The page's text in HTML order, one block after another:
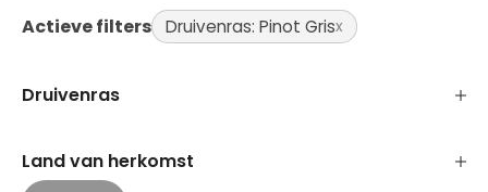
Actieve filters Druivenras: Pinot Gris
Druivenras
Land van herkomst